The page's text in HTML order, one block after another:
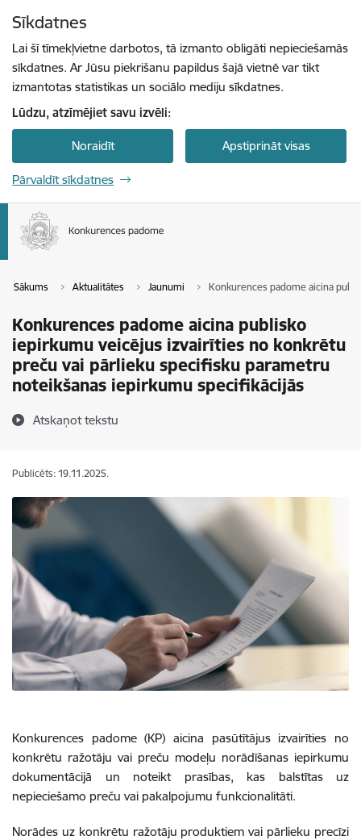
Sīkdatnes
Lai šī tīmekļvietne darbotos, tā izmanto obligāti nepieciešamās
sīkdatnes. Ar Jūsu piekrišanu papildus šajā vietnē var tikt
izmantotas statistikas un sociālo mediju sīkdatnes.
Lūdzu, atzīmējiet savu izvēli:
Noraidīt Apstiprināt visas
Pārvaldīt sīkdatnes
Sākums Aktualitātes Jaunumi Konkurences padome aicina
Konkurences padome aicina publisko
iepirkumu veicējus izvairīties no konkrētu
preču vai pārlieku specifisku parametru
noteikšanas iepirkumu specifikācijās
Atskaņot tekstu
Publicēts: 19.11.2025.
Konkurences padome (KP) aicina pasūtītājus izvairīties no
konkrētu ražotāju vai preču modeļu norādīšanas iepirkumu
dokumentācijā un noteikt prasības, kas balstītas uz
nepieciešamo preču vai pakalpojumu funkcionalitāti.
Norādes uz konkrētu ražotāju produktiem vai pārlieku precīzi